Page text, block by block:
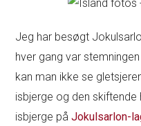
Jeg har besøgt
hver gang var
kan man ikke se
isbjerge og den
isbjerge påJokulsarlon-